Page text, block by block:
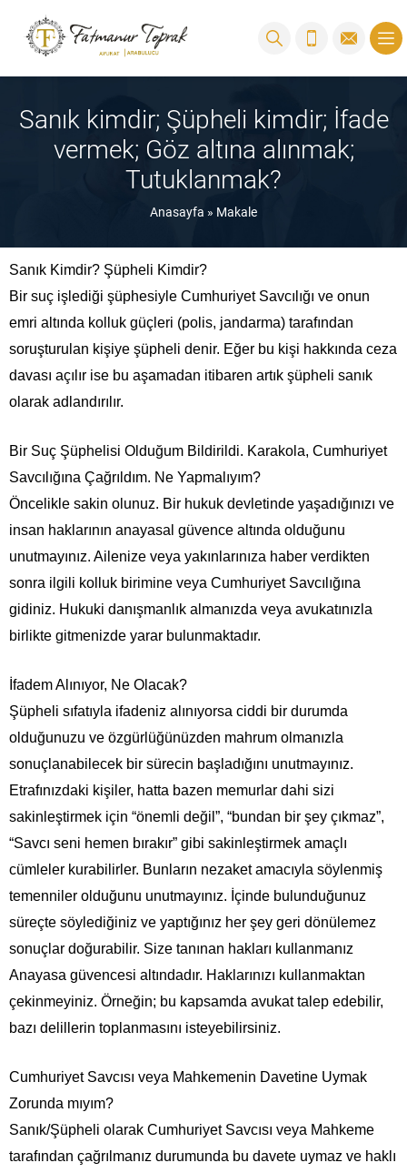
Sanık kimdir; Şüpheli kimdir; İfade
vermek; Göz altına alınmak;
Tutuklanmak?
Anasayfa » Makale
Sanık Kimdir? Şüpheli Kimdir?
Bir suç işlediği şüphesiyle Cumhuriyet Savcılığı ve onun
emri altında kolluk güçleri (polis, jandarma) tarafından
soruşturulan kişiye şüpheli denir. Eğer bu kişi hakkında ceza
davası açılır ise bu aşamadan itibaren artık şüpheli sanık
olarak adlandırılır.
Bir Suç Şüphelisi Olduğum Bildirildi. Karakola, Cumhuriyet
Savcılığına Çağrıldım. Ne Yapmalıyım?
Öncelikle sakin olunuz. Bir hukuk devletinde yaşadığınızı ve
insan haklarının anayasal güvence altında olduğunu
unutmayınız. Ailenize veya yakınlarınıza haber verdikten
sonra ilgili kolluk birimine veya Cumhuriyet Savcılığına
gidiniz. Hukuki danışmanlık almanızda veya avukatınızla
birlikte gitmenizde yarar bulunmaktadır.
İfadem Alınıyor, Ne Olacak?
Şüpheli sıfatıyla ifadeniz alınıyorsa ciddi bir durumda
olduğunuzu ve özgürlüğünüzden mahrum olmanızla
sonuçlanabilecek bir sürecin başladığını unutmayınız.
Etrafınızdaki kişiler, hatta bazen memurlar dahi sizi
sakinleştirmek için “önemli değil”, “bundan bir şey çıkmaz”,
“Savcı seni hemen bırakır” gibi sakinleştirmek amaçlı
cümleler kurabilirler. Bunların nezaket amacıyla söylenmiş
temenniler olduğunu unutmayınız. İçinde bulunduğunuz
süreçte söylediğiniz ve yaptığınız her şey geri dönülemez
sonuçlar doğurabilir. Size tanınan hakları kullanmanız
Anayasa güvencesi altındadır. Haklarınızı kullanmaktan
çekinmeyiniz. Örneğin; bu kapsamda avukat talep edebilir,
bazı delillerin toplanmasını isteyebilirsiniz.
Cumhuriyet Savcısı veya Mahkemenin Davetine Uymak
Zorunda mıyım?
Sanık/Şüpheli olarak Cumhuriyet Savcısı veya Mahkeme
tarafından çağrılmanız durumunda bu davete uymaz ve haklı